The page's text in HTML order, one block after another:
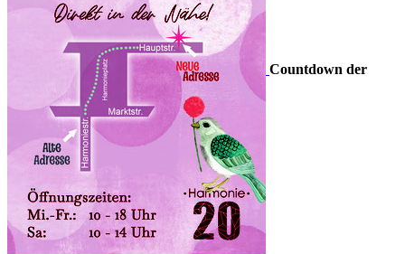
Countdown der